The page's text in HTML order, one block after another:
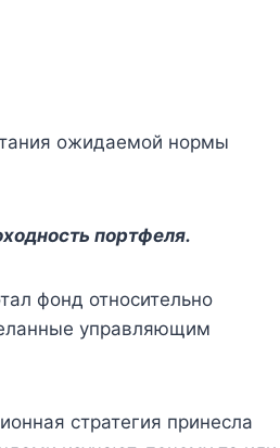
ожидаемой нормы
портфеля.
фонд относительно
управляющим
стратегия принесла